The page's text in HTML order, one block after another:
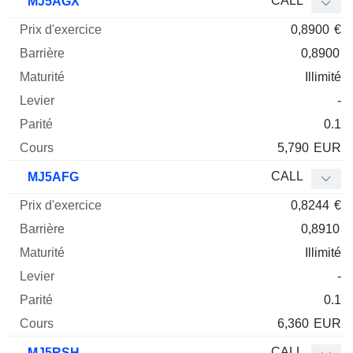
0,8900 €
0,8900
Illimité
-
0.1
5,790 EUR
MJ5AFG CALL
0,8244 €
0,8910
Illimité
-
0.1
6,360 EUR